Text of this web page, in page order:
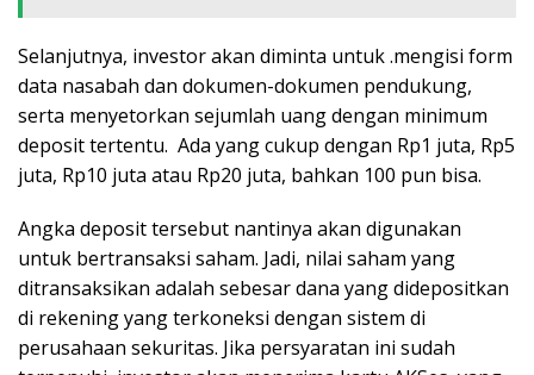
Selanjutnya, investor akan diminta untuk .mengisi form
data nasabah dan dokumen-dokumen pendukung,
serta menyetorkan sejumlah uang dengan minimum
deposit tertentu. Ada yang cukup dengan Rp1 juta, Rp5
juta, Rp10 juta atau Rp20 juta, bahkan 100 pun bisa.
Angka deposit tersebut nantinya akan digunakan
untuk bertransaksi saham. Jadi, nilai saham yang
ditransaksikan adalah sebesar dana yang didepositkan
di rekening yang terkoneksi dengan sistem di
perusahaan sekuritas. Jika persyaratan ini sudah